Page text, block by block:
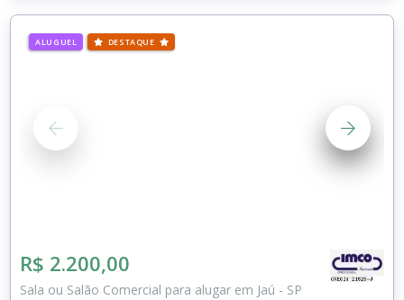
ALUGUEL DESTAQUE
R$ 2.200,00
Sala ou Salão Comercial para alugar em Jaú - SP